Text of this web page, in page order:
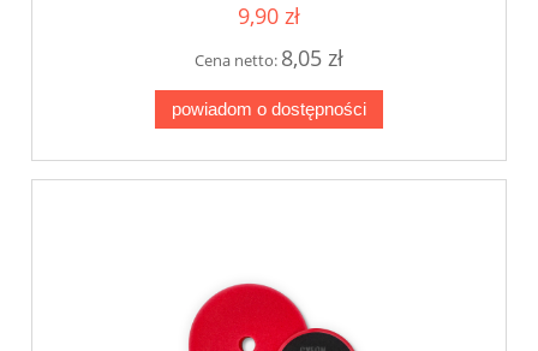
9,90 zł
Cena netto: 8,05 zł
powiadom o dostępności